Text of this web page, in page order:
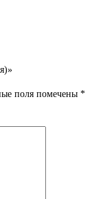
поля помечены *